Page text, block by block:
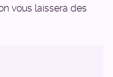
vous laissera des